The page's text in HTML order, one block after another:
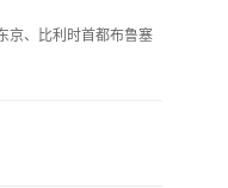
京、比利时首都布鲁塞